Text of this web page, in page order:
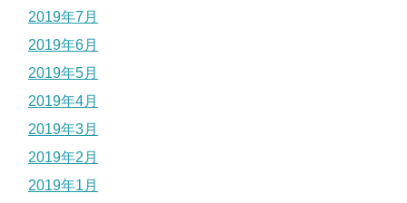
2019年7月
2019年6月
2019年5月
2019年4月
2019年3月
2019年2月
2019年1月